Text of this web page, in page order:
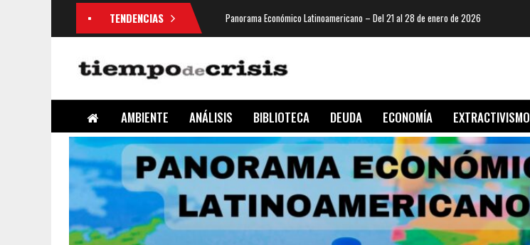
TENDENCIAS Panorama Económico Latinoamericano – Del 21 al 28 de enero de 2026
AMBIENTE ANÁLISIS BIBLIOTECA DEUDA ECONOMÍA EXTRACTIVISMO